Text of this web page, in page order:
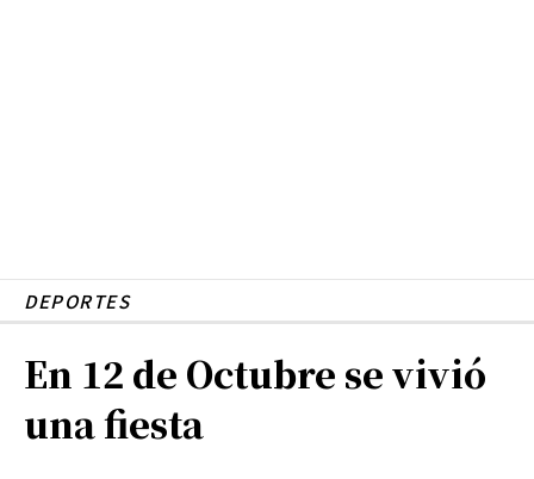
DEPORTES
En 12 de Octubre se vivió
una fiesta